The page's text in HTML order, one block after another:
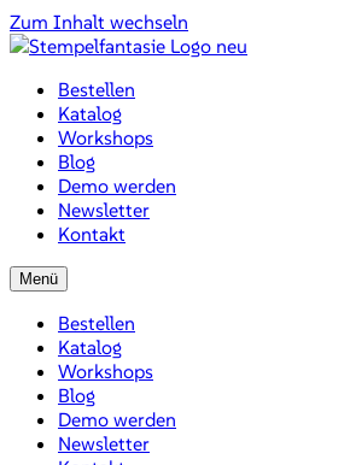
Zum Inhalt wechseln
Bestellen
Katalog
Workshops
Blog
Demo werden
Newsletter
Kontakt
Menü
Bestellen
Katalog
Workshops
Blog
Demo werden
Newsletter